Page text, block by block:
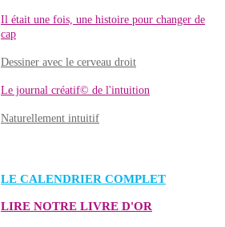
Il était une fois, une histoire pour changer de
cap
Dessiner avec le cerveau droit
Le journal créatif© de l'intuition
Naturellement intuitif
LE CALENDRIER COMPLET
LIRE NOTRE LIVRE D'OR